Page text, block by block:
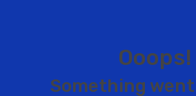
Ooops!
Something went